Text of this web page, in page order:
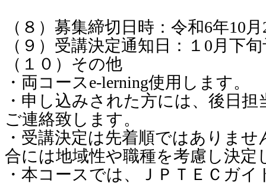
（８）募集締切日時：令和6年10
（９）受講決定通知日：１0月下
（１０）その他
・両コースe-lerning使用します。
・申し込みされた方には、後日
ご連絡致します。
・受講決定は先着順ではありま
合には地域性や職種を考慮し決定
・本コースでは、ＪＰＴＥＣガ